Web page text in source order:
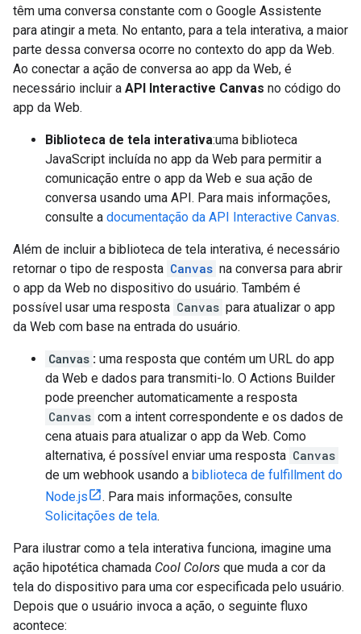
têm uma conversa constante com o Google Assistente
para atingir a meta. No entanto, para a tela interativa, a maior
parte dessa conversa ocorre no contexto do app da Web.
Ao conectar a ação de conversa ao app da Web, é
necessário incluir a API Interactive Canvas no código do
app da Web.
Biblioteca de tela interativa:uma biblioteca
JavaScript incluída no app da Web para permitir a
comunicação entre o app da Web e sua ação de
conversa usando uma API. Para mais informações,
consulte a documentação da API Interactive Canvas.
Além de incluir a biblioteca de tela interativa, é necessário
retornar o tipo de resposta Canvas na conversa para abrir
o app da Web no dispositivo do usuário. Também é
possível usar uma resposta Canvas para atualizar o app
da Web com base na entrada do usuário.
Canvas : uma resposta que contém um URL do app
da Web e dados para transmiti-lo. O Actions Builder
pode preencher automaticamente a resposta
Canvas com a intent correspondente e os dados de
cena atuais para atualizar o app da Web. Como
alternativa, é possível enviar uma resposta Canvas
de um webhook usando a biblioteca de fulfillment do
Node.js
. Para mais informações, consulte
Solicitações de tela.
Para ilustrar como a tela interativa funciona, imagine uma
ação hipotética chamada Cool Colors que muda a cor da
tela do dispositivo para uma cor especificada pelo usuário.
Depois que o usuário invoca a ação, o seguinte fluxo
acontece: